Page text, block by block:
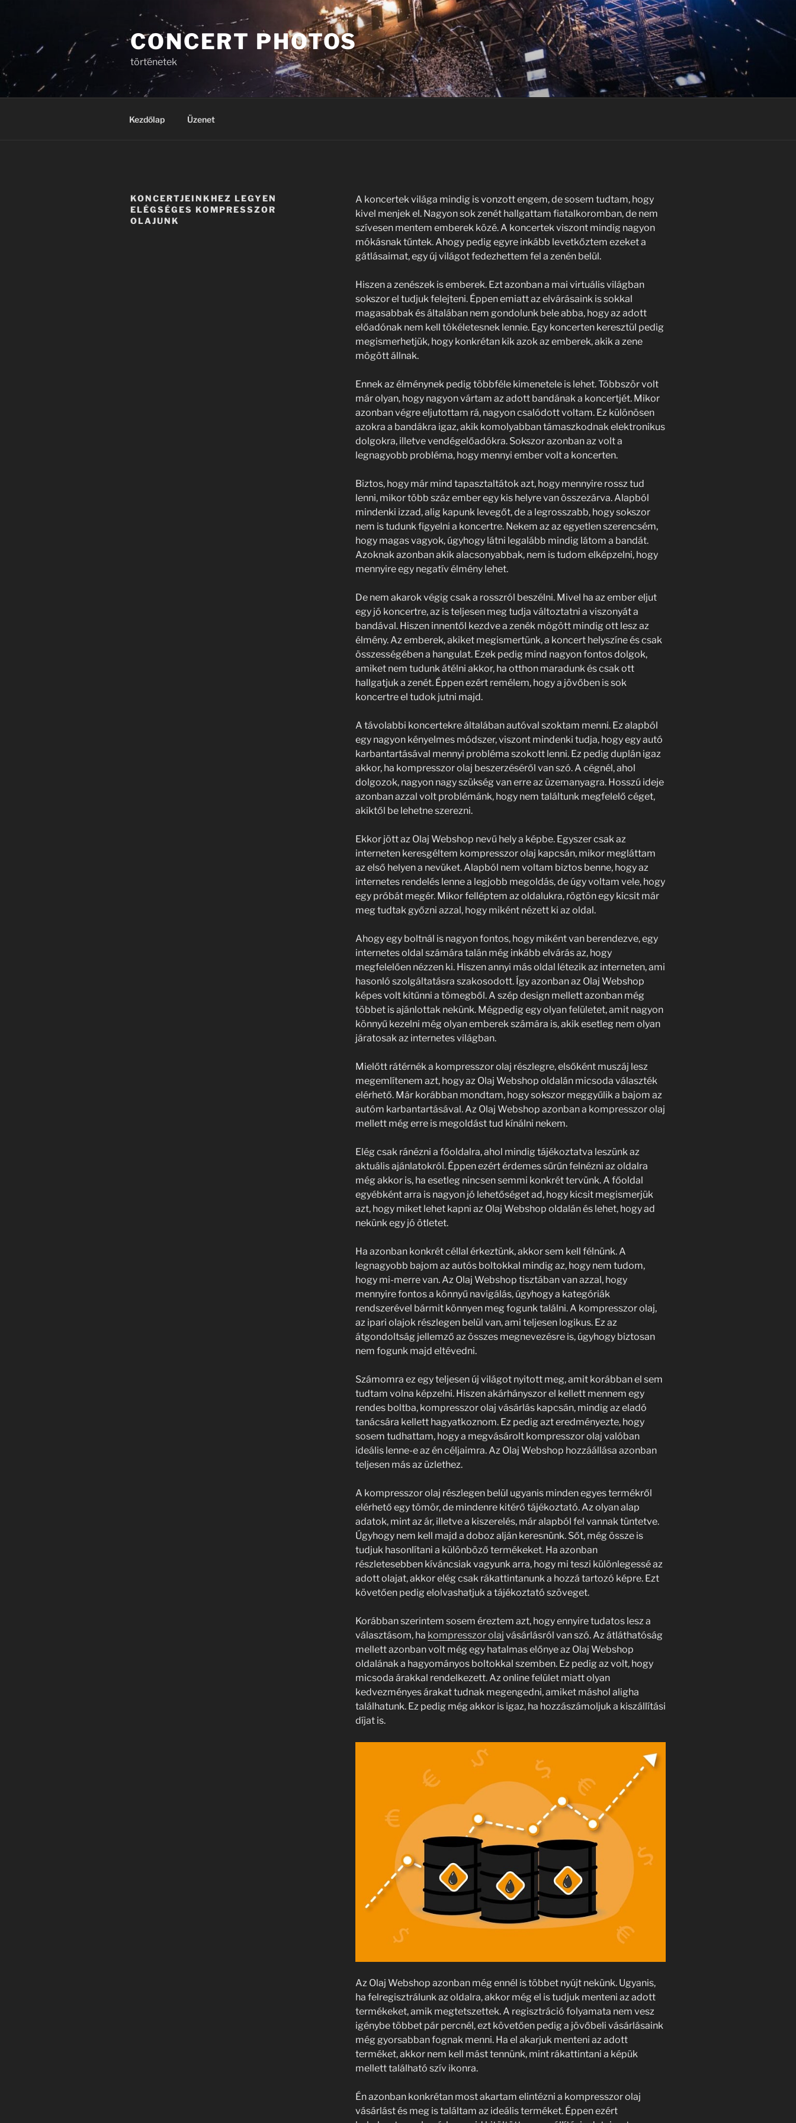
CONCERT PHOTOS
történetek
Kezdőlap Üzenet
KONCERTJEINKHEZ LEGYEN
ELÉGSÉGES KOMPRESSZOR
OLAJUNK
A koncertek világa mindig is vonzott engem, de sosem tudtam, hogy
kivel menjek el. Nagyon sok zenét hallgattam fiatalkoromban, de nem
szívesen mentem emberek közé. A koncertek viszont mindig nagyon
mókásnak tűntek. Ahogy pedig egyre inkább levetkőztem ezeket a
gátlásaimat, egy új világot fedezhettem fel a zenén belül.
Hiszen a zenészek is emberek. Ezt azonban a mai virtuális világban
sokszor el tudjuk felejteni. Éppen emiatt az elvárásaink is sokkal
magasabbak és általában nem gondolunk bele abba, hogy az adott
előadónak nem kell tökéletesnek lennie. Egy koncerten keresztül pedig
megismerhetjük, hogy konkrétan kik azok az emberek, akik a zene
mögött állnak.
Ennek az élménynek pedig többféle kimenetele is lehet. Többször volt
már olyan, hogy nagyon vártam az adott bandának a koncertjét. Mikor
azonban végre eljutottam rá, nagyon csalódott voltam. Ez különösen
azokra a bandákra igaz, akik komolyabban támaszkodnak elektronikus
dolgokra, illetve vendégelőadókra. Sokszor azonban az volt a
legnagyobb probléma, hogy mennyi ember volt a koncerten.
Biztos, hogy már mind tapasztaltátok azt, hogy mennyire rossz tud
lenni, mikor több száz ember egy kis helyre van összezárva. Alapból
mindenki izzad, alig kapunk levegőt, de a legrosszabb, hogy sokszor
nem is tudunk figyelni a koncertre. Nekem az az egyetlen szerencsém,
hogy magas vagyok, úgyhogy látni legalább mindig látom a bandát.
Azoknak azonban akik alacsonyabbak, nem is tudom elképzelni, hogy
mennyire egy negatív élmény lehet.
De nem akarok végig csak a rosszról beszélni. Mivel ha az ember eljut
egy jó koncertre, az is teljesen meg tudja változtatni a viszonyát a
bandával. Hiszen innentől kezdve a zenék mögött mindig ott lesz az
élmény. Az emberek, akiket megismertünk, a koncert helyszíne és csak
összességében a hangulat. Ezek pedig mind nagyon fontos dolgok,
amiket nem tudunk átélni akkor, ha otthon maradunk és csak ott
hallgatjuk a zenét. Éppen ezért remélem, hogy a jövőben is sok
koncertre el tudok jutni majd.
A távolabbi koncertekre általában autóval szoktam menni. Ez alapból
egy nagyon kényelmes módszer, viszont mindenki tudja, hogy egy autó
karbantartásával mennyi probléma szokott lenni. Ez pedig duplán igaz
akkor, ha kompresszor olaj beszerzéséről van szó. A cégnél, ahol
dolgozok, nagyon nagy szükség van erre az üzemanyagra. Hosszú ideje
azonban azzal volt problémánk, hogy nem találtunk megfelelő céget,
akiktől be lehetne szerezni.
Ekkor jött az Olaj Webshop nevű hely a képbe. Egyszer csak az
interneten keresgéltem kompresszor olaj kapcsán, mikor megláttam
az első helyen a nevüket. Alapból nem voltam biztos benne, hogy az
internetes rendelés lenne a legjobb megoldás, de úgy voltam vele, hogy
egy próbát megér. Mikor felléptem az oldalukra, rögtön egy kicsit már
meg tudtak győzni azzal, hogy miként nézett ki az oldal.
Ahogy egy boltnál is nagyon fontos, hogy miként van berendezve, egy
internetes oldal számára talán még inkább elvárás az, hogy
megfelelően nézzen ki. Hiszen annyi más oldal létezik az interneten, ami
hasonló szolgáltatásra szakosodott. Így azonban az Olaj Webshop
képes volt kitűnni a tömegből. A szép design mellett azonban még
többet is ajánlottak nekünk. Mégpedig egy olyan felületet, amit nagyon
könnyű kezelni még olyan emberek számára is, akik esetleg nem olyan
járatosak az internetes világban.
Mielőtt rátérnék a kompresszor olaj részlegre, elsőként muszáj lesz
megemlítenem azt, hogy az Olaj Webshop oldalán micsoda választék
elérhető. Már korábban mondtam, hogy sokszor meggyűlik a bajom az
autóm karbantartásával. Az Olaj Webshop azonban a kompresszor olaj
mellett még erre is megoldást tud kínálni nekem.
Elég csak ránézni a főoldalra, ahol mindig tájékoztatva leszünk az
aktuális ajánlatokról. Éppen ezért érdemes sűrűn felnézni az oldalra
még akkor is, ha esetleg nincsen semmi konkrét tervünk. A főoldal
egyébként arra is nagyon jó lehetőséget ad, hogy kicsit megismerjük
azt, hogy miket lehet kapni az Olaj Webshop oldalán és lehet, hogy ad
nekünk egy jó ötletet.
Ha azonban konkrét céllal érkeztünk, akkor sem kell félnünk. A
legnagyobb bajom az autós boltokkal mindig az, hogy nem tudom,
hogy mi-merre van. Az Olaj Webshop tisztában van azzal, hogy
mennyire fontos a könnyű navigálás, úgyhogy a kategóriák
rendszerével bármit könnyen meg fogunk találni. A kompresszor olaj,
az ipari olajok részlegen belül van, ami teljesen logikus. Ez az
átgondoltság jellemző az összes megnevezésre is, úgyhogy biztosan
nem fogunk majd eltévedni.
Számomra ez egy teljesen új világot nyitott meg, amit korábban el sem
tudtam volna képzelni. Hiszen akárhányszor el kellett mennem egy
rendes boltba, kompresszor olaj vásárlás kapcsán, mindig az eladó
tanácsára kellett hagyatkoznom. Ez pedig azt eredményezte, hogy
sosem tudhattam, hogy a megvásárolt kompresszor olaj valóban
ideális lenne-e az én céljaimra. Az Olaj Webshop hozzáállása azonban
teljesen más az üzlethez.
A kompresszor olaj részlegen belül ugyanis minden egyes termékről
elérhető egy tömör, de mindenre kitérő tájékoztató. Az olyan alap
adatok, mint az ár, illetve a kiszerelés, már alapból fel vannak tüntetve.
Úgyhogy nem kell majd a doboz alján keresnünk. Sőt, még össze is
tudjuk hasonlítani a különböző termékeket. Ha azonban
részletesebben kíváncsiak vagyunk arra, hogy mi teszi különlegessé az
adott olajat, akkor elég csak rákattintanunk a hozzá tartozó képre. Ezt
követően pedig elolvashatjuk a tájékoztató szöveget.
Korábban szerintem sosem éreztem azt, hogy ennyire tudatos lesz a
választásom, ha kompresszor olaj vásárlásról van szó. Az átláthatóság
mellett azonban volt még egy hatalmas előnye az Olaj Webshop
oldalának a hagyományos boltokkal szemben. Ez pedig az volt, hogy
micsoda árakkal rendelkezett. Az online felület miatt olyan
kedvezményes árakat tudnak megengedni, amiket máshol aligha
találhatunk. Ez pedig még akkor is igaz, ha hozzászámoljuk a kiszállítási
díjat is.
Az Olaj Webshop azonban még ennél is többet nyújt nekünk. Ugyanis,
ha felregisztrálunk az oldalra, akkor még el is tudjuk menteni az adott
termékeket, amik megtetszettek. A regisztráció folyamata nem vesz
igénybe többet pár percnél, ezt követően pedig a jövőbeli vásárlásaink
még gyorsabban fognak menni. Ha el akarjuk menteni az adott
terméket, akkor nem kell mást tennünk, mint rákattintani a képük
mellett található szív ikonra.
Én azonban konkrétan most akartam elintézni a kompresszor olaj
vásárlást és meg is találtam az ideális terméket. Éppen ezért